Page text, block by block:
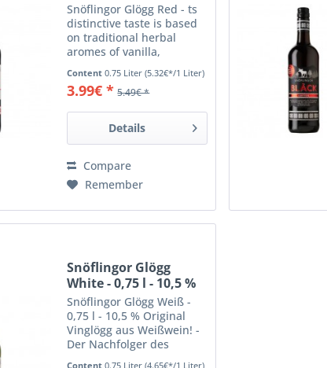
Snöflingor Glögg Red - ts
distinctive taste is based
on traditional herbal
aromes of vanilla,
cinnamon, ginger and
orange peel.
Content0.75 Liter(5.32€*/1 Liter)
3.99€ * 5.49€ *
Details
Compare
Remember
Snöflingor Glögg
White - 0,75 l - 10,5 %
Snöflingor Glögg Weiß -
0,75 l - 10,5 % Original
Vinglögg aus Weißwein! -
Der Nachfolger des
berühmten weißen
Content0.75 Liter(4.65€*/1 Liter)